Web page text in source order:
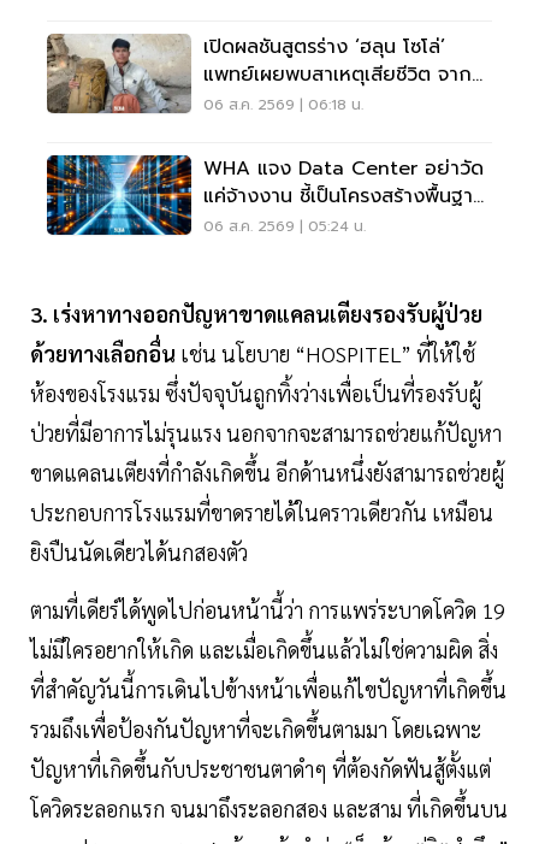
เปิดผลชันสูตรร่าง ‘ฮลุน โซโล่’
แพทย์เผยพบสาเหตุเสียชีวิต จาก
ระบบหัวใจล้มเหลว
06 ส.ค. 2569 | 06:18 น.
WHA แจง Data Center อย่าวัด
แค่จ้างงาน ชี้เป็นโครงสร้างพื้นฐาน
เศรษฐกิจดิจิทัล
06 ส.ค. 2569 | 05:24 น.
3. เร่งหาทางออกปัญหาขาดแคลนเตียงรองรับผู้ป่วย
ด้วยทางเลือกอื่น เช่น นโยบาย “HOSPITEL” ที่ให้ใช้
ห้องของโรงแรม ซึ่งปัจจุบันถูกทิ้งว่างเพื่อเป็นที่รองรับผู้
ป่วยที่มีอาการไม่รุนแรง นอกจากจะสามารถช่วยแก้ปัญหา
ขาดแคลนเตียงที่กำลังเกิดขึ้น อีกด้านหนึ่งยังสามารถช่วยผู้
ประกอบการโรงแรมที่ขาดรายได้ในคราวเดียวกัน เหมือน
ยิงปืนนัดเดียวได้นกสองตัว
ตามที่เดียร์ได้พูดไปก่อนหน้านี้ว่า การแพร่ระบาดโควิด 19
ไม่มีใครอยากให้เกิด และเมื่อเกิดขึ้นแล้วไม่ใช่ความผิด สิ่ง
ที่สำคัญวันนี้การเดินไปข้างหน้าเพื่อแก้ไขปัญหาที่เกิดขึ้น
รวมถึงเพื่อป้องกันปัญหาที่จะเกิดขึ้นตามมา โดยเฉพาะ
ปัญหาที่เกิดขึ้นกับประชาชนตาดำๆ ที่ต้องกัดฟันสู้ตั้งแต่
โควิดระลอกแรก จนมาถึงระลอกสอง และสาม ที่เกิดขึ้นบน